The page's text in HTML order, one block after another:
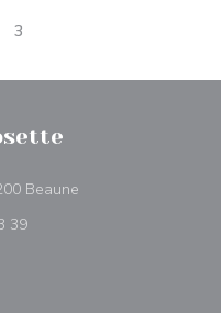
3
Beaune((新しいウィンドウ
39